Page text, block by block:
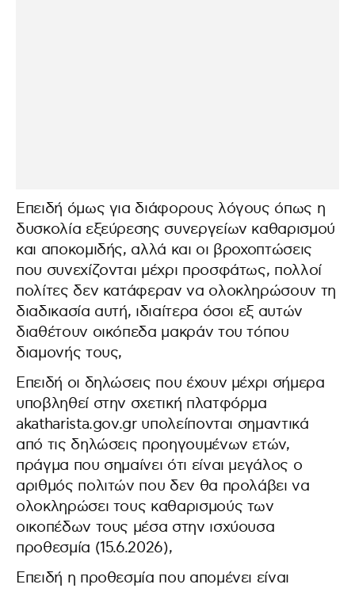
Επειδή όμως για διάφορους λόγους όπως η
δυσκολία εξεύρεσης συνεργείων καθαρισμού
και αποκομιδής, αλλά και οι βροχοπτώσεις
που συνεχίζονται μέχρι προσφάτως, πολλοί
πολίτες δεν κατάφεραν να ολοκληρώσουν τη
διαδικασία αυτή, ιδιαίτερα όσοι εξ αυτών
διαθέτουν οικόπεδα μακράν του τόπου
διαμονής τους,
Επειδή οι δηλώσεις που έχουν μέχρι σήμερα
υποβληθεί στην σχετική πλατφόρμα
akatharista.gov.gr υπολείπονται σημαντικά
από τις δηλώσεις προηγουμένων ετών,
πράγμα που σημαίνει ότι είναι μεγάλος ο
αριθμός πολιτών που δεν θα προλάβει να
ολοκληρώσει τους καθαρισμούς των
οικοπέδων τους μέσα στην ισχύουσα
προθεσμία (15.6.2026),
Επειδή η προθεσμία που απομένει είναι